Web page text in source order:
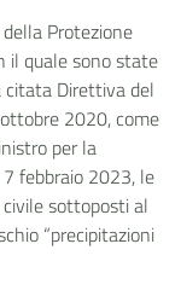
Protezione
il quale sono state
citata Direttiva del
2020, come
per la
febbraio 2023, le
sottoposti al
“precipitazioni